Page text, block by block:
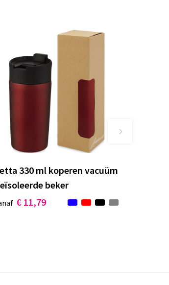
330 ml koperen vacuüm
beker
€ 11,79